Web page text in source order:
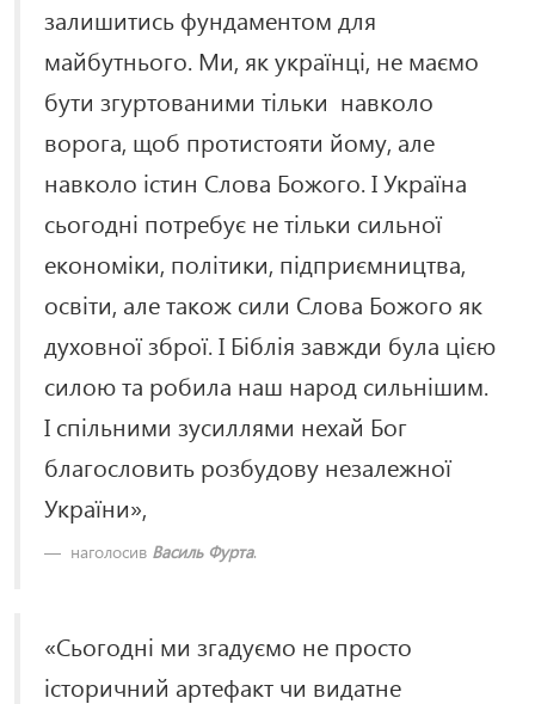
залишитись фундаментом для
майбутнього. Ми, як українці, не маємо
бути згуртованими тільки навколо
ворога, щоб протистояти йому, але
навколо істин Слова Божого. І Україна
сьогодні потребує не тільки сильної
економіки, політики, підприємництва,
освіти, але також сили Слова Божого як
духовної зброї. І Біблія завжди була цією
силою та робила наш народ сильнішим.
І спільними зусиллями нехай Бог
благословить розбудову незалежної
України»,
наголосив Василь Фурта.
«Сьогодні ми згадуємо не просто
історичний артефакт чи видатне